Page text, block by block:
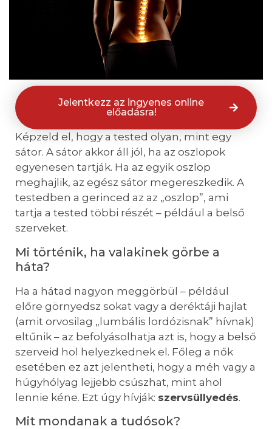
Jelentkezz az ingyenes online
előadásra!
Képzeld el, hogy a tested olyan, mint egy
sátor. A sátor akkor áll jól, ha az oszlopok
egyenesen tartják. Ha az egyik oszlop
meghajlik, az egész sátor megereszkedik. A
testedben a gerinced az az „oszlop”, ami
tartja a tested többi részét – például a belső
szerveket.
Mi történik, ha valakinek görbe a
háta?
Ha a hátad nagyon meggörbül – például
előre görnyedsz sokat vagy a deréktáji hajlat
(amit orvosilag „lumbális lordózisnak” hívnak)
eltűnik – az befolyásolhatja azt is, hogy a belső
szerveid hol helyezkednek el. Főleg a nők
esetében ez azt jelentheti, hogy a méh vagy a
húgyhólyag lejjebb csúszhat, mint ahol
lennie kéne. Ezt úgy hívják: szervsüllyedés.
Mit mondanak a tudósok?